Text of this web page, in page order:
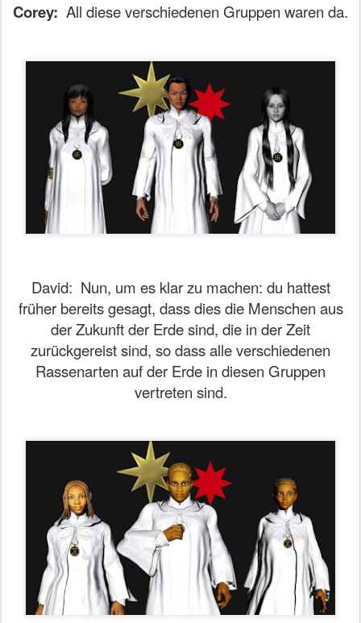
Corey: All diese verschiedenen Gruppen waren da.
David: Nun, um es klar zu machen: du hattest
früher bereits gesagt, dass dies die Menschen aus
der Zukunft der Erde sind, die in der Zeit
zurückgereist sind, so dass alle verschiedenen
Rassenarten auf der Erde in diesen Gruppen
vertreten sind.